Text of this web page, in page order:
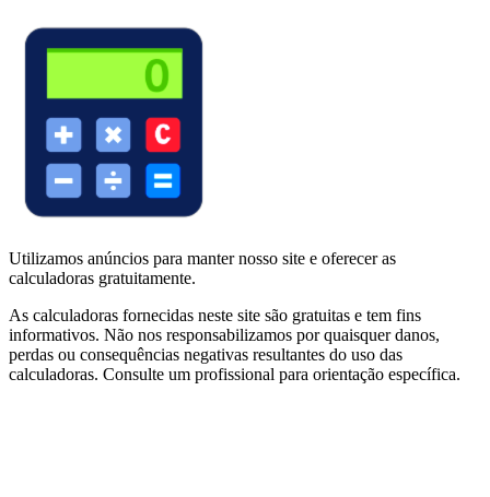
Utilizamos anúncios para manter nosso site e oferecer as
calculadoras gratuitamente.
As calculadoras fornecidas neste site são gratuitas e tem fins
informativos. Não nos responsabilizamos por quaisquer danos,
perdas ou consequências negativas resultantes do uso das
calculadoras. Consulte um profissional para orientação específica.